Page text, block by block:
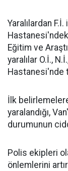
Yaralılardan
Eğitim ve
yaralılar O.İ.,
Hastanesi'nde
İlk
yaralandığı,
durumunun
Polis ekipleri
önlemlerini